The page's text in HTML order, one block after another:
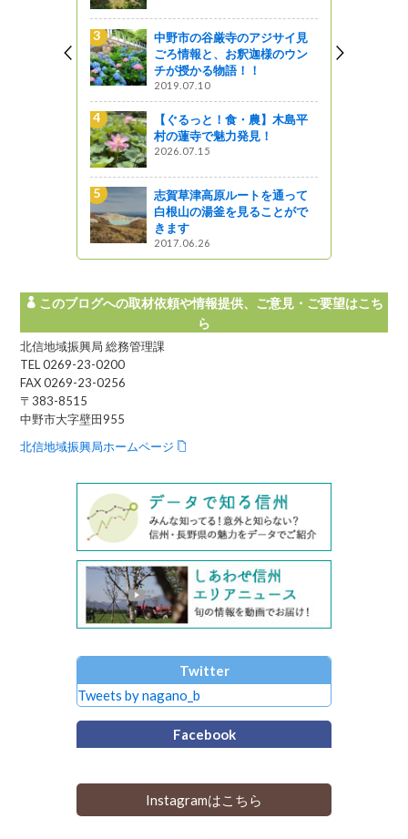
中野市の谷厳寺のアジサイ見
ごろ情報と、お釈迦様のウン
チが授かる物語！！
【ぐるっと！食・農】木島平
村の蓮寺で魅力発見！
志賀草津高原ルートを通って
白根山の湯釜を見ることがで
伊那合同庁舎でテレビド
のロケーション撮影が行
ました！🎬✨
信濃町の焼とうもろこ
林農園
阿寺ブルーと柿其グリー
巡る（阿寺渓谷～柿其渓
是より木曽路
このブログへの取材依頼や情報提供、ご意見・ご要望はこち
ら
北信地域振興局 総務管理課
TEL 0269-23-0200
FAX 0269-23-0256
〒383-8515
中野市大字壁田955
北信地域振興局ホームページ
Twitter
Tweets by nagano_b
Facebook
Instagramはこちら